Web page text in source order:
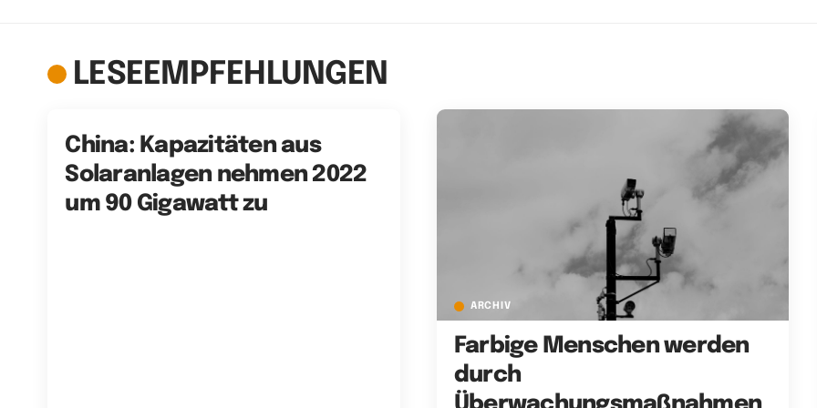
LESEEMPFEHLUNGEN
China: Kapazitäten aus
Solaranlagen nehmen 2022
um 90 Gigawatt zu
ARCHIV
Farbige Menschen werden
durch